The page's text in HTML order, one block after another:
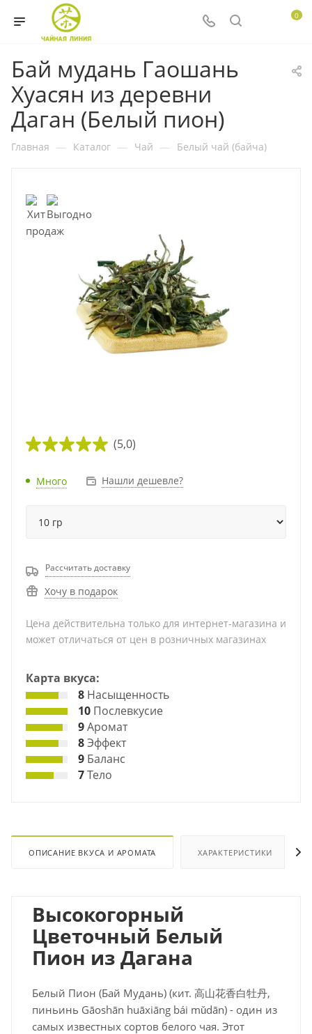
0
Бай мудань Гаошань
Хуасян из деревни
Даган (Белый пион)
Главная — Каталог — Чай — Белый чай (байча)
(5,0)
Много Нашли дешевле?
Рассчитать доставку
Хочу в подарок
Цена действительна только для интернет-магазина и
может отличаться от цен в розничных магазинах
Карта вкуса:
8 Насыщенность
10 Послевкусие
9Аромат
8Эффект
9 Баланс
7Тело
ОПИСАНИЕ ВКУСА И АРОМАТА ХАРАКТЕРИСТИКИ
Высокогорный
Цветочный Белый
Пион из Дагана
Белый Пион (Бай Мудань) (кит. 高山花香白牡丹,
пиньинь Gāoshān huāxiāng bái mǔdān) - один из
самых известных сортов белого чая. Этот